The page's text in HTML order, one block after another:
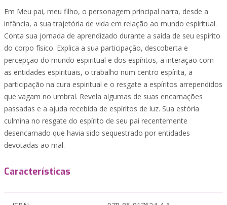
Em Meu pai, meu filho, o personagem principal narra, desde a
infância, a sua trajetória de vida em relação ao mundo espiritual.
Conta sua jornada de aprendizado durante a saída de seu espírito
do corpo físico. Explica a sua participação, descoberta e
percepção do mundo espiritual e dos espíritos, a interação com
as entidades espirituais, o trabalho num centro espírita, a
participação na cura espiritual e o resgate a espíritos arrependidos
que vagam no umbral. Revela algumas de suas encarnações
passadas e a ajuda recebida de espíritos de luz. Sua estória
culmina no resgate do espírito de seu pai recentemente
desencarnado que havia sido sequestrado por entidades
devotadas ao mal.
Características